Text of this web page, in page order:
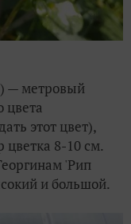
— метровый
цвета
этот цвет),
8-10 см.
'Рип
и большой.